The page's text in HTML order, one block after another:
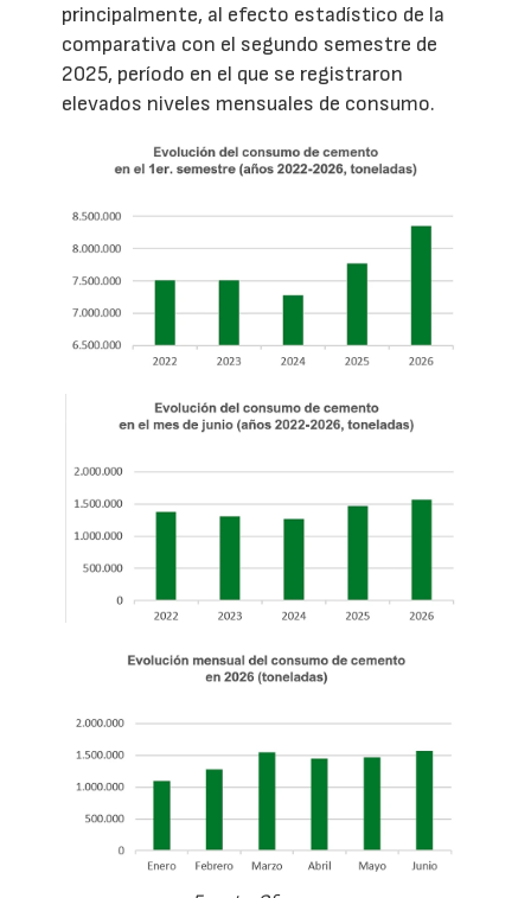
principalmente, al efecto estadístico de la
comparativa con el segundo semestre de
2025, período en el que se registraron
elevados niveles mensuales de consumo.